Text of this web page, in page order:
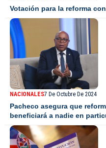
Votación para la reforma
NACIONALES7 De Octubre De 2024
Pacheco asegura que
beneficiará a nadie en